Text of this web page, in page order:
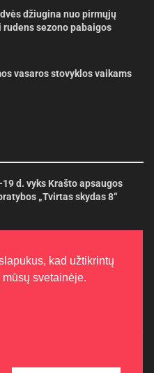
džiugina nuo pirmųjų
sezono pabaigos
vasaros stovyklos vaikams
d. vyks Krašto apsaugos
„Tvirtas skydas 8“
kad užtikrintų
svetainėje.